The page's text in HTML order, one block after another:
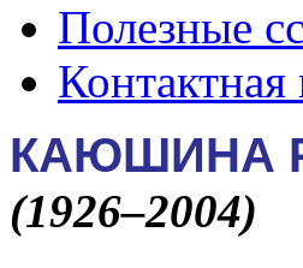
Полезные
КАЮШИНА
(1926–2004)